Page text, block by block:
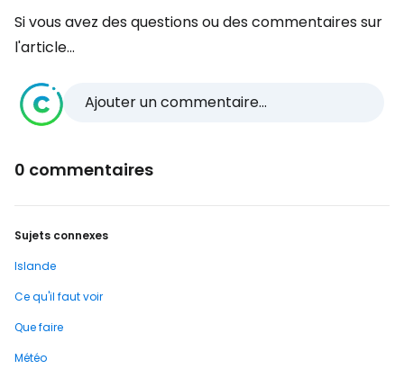
Si vous avez des questions ou des commentaires sur
l'article...
Ajouter un commentaire...
0 commentaires
Sujets connexes
Islande
Ce qu'il faut voir
Que faire
Météo